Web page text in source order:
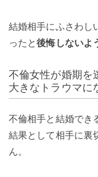
結婚相手にふさわし
ったと後悔しないよ
不倫女性が婚期
大きなトラウマに
不倫相手と結婚でき
結果として相手に裏
ん。